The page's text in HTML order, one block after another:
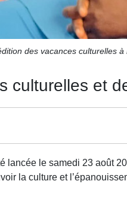
des vacances culturelles
culturelles et
lancée le samedi 23 août
la culture et